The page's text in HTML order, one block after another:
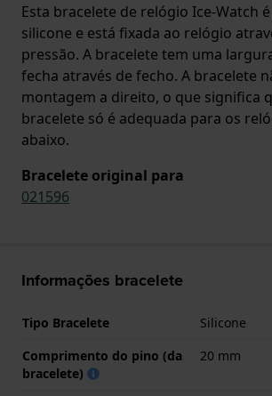
Esta bracelete de relógio Ice-Watch
silicone e está fixada ao relógio
pressão. A bracelete tem uma
fecha através de fecho. A bracelete
montagem a direito, o que significa
bracelete só é adequada para os
abaixo.
Bracelete original para
021596
Informações bracelete
Tipo Bracelete
Silicone
Comprimento do pino (da
bracelete)
20 mm